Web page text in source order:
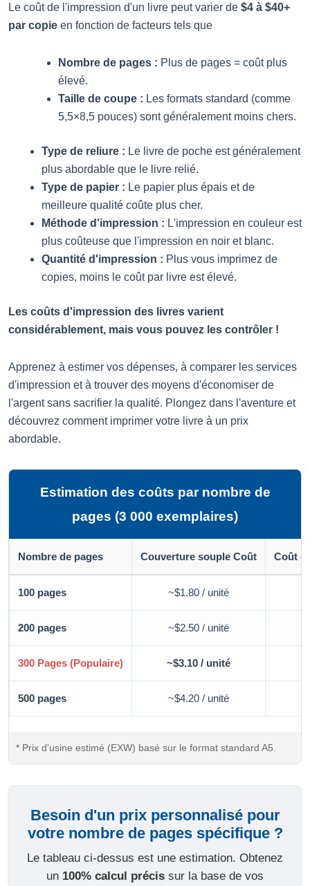
Le coût de l'impression d'un livre peut varier de $4 à $40+
par copie en fonction de facteurs tels que
Nombre de pages : Plus de pages = coût plus
élevé.
Taille de coupe : Les formats standard (comme
5,5×8,5 pouces) sont généralement moins chers.
Type de reliure : Le livre de poche est généralement
plus abordable que le livre relié.
Type de papier : Le papier plus épais et de
meilleure qualité coûte plus cher.
Méthode d'impression : L'impression en couleur est
plus coûteuse que l'impression en noir et blanc.
Quantité d'impression : Plus vous imprimez de
copies, moins le coût par livre est élevé.
Les coûts d'impression des livres varient
considérablement, mais vous pouvez les contrôler !
Apprenez à estimer vos dépenses, à comparer les services
d'impression et à trouver des moyens d'économiser de
l'argent sans sacrifier la qualité. Plongez dans l'aventure et
découvrez comment imprimer votre livre à un prix
abordable.
Estimation des coûts par nombre de
pages (3 000 exemplaires)
Nombre de pages Couverture souple Coût Coût
100 pages ~$1.80 / unité
200 pages ~$2.50 / unité
300 Pages (Populaire) ~$3.10 / unité
500 pages ~$4.20 / unité
* Prix d'usine estimé (EXW) basé sur le format standard A5.
Besoin d'un prix personnalisé pour
votre nombre de pages spécifique ?
Le tableau ci-dessus est une estimation. Obtenez
un 100% calcul précis sur la base de vos